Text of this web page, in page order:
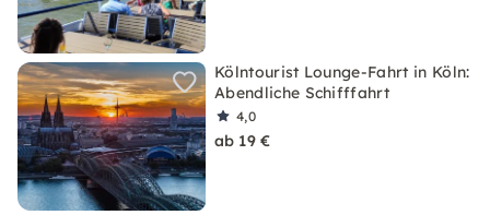
Kölntourist Lounge-Fahrt in Köln:
Abendliche Schifffahrt
4,0
ab 19 €